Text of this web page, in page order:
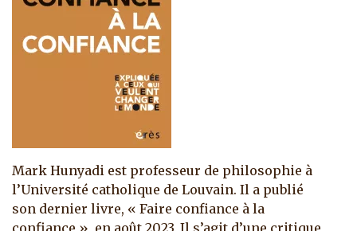
Mark Hunyadi est professeur de philosophie à
l’Université catholique de Louvain. Il a publié
son dernier livre, « Faire confiance à la